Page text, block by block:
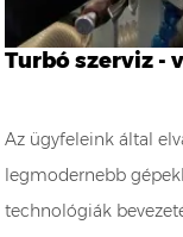
Turbó szerviz -
Az ügyfeleink által
legmodernebb
technológiák